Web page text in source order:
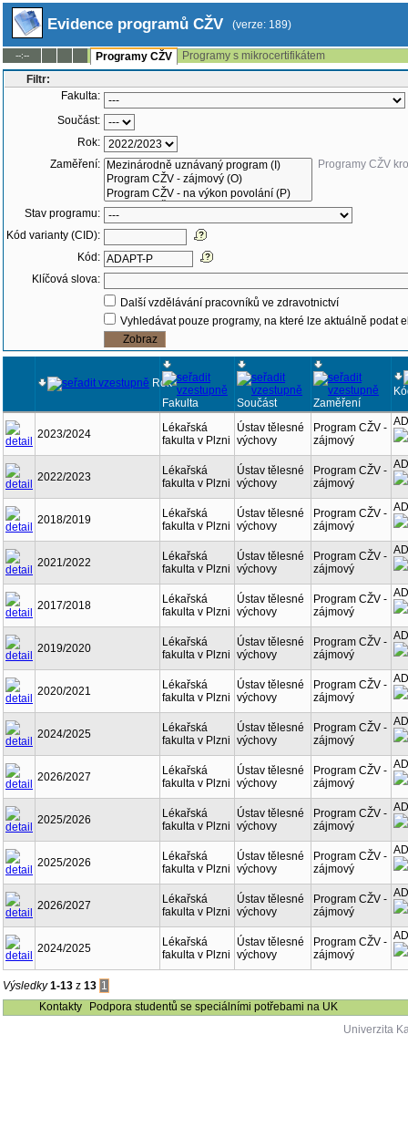
Evidence programů CŽV (verze: 189)
--:-- Programy CŽV
Programy s mikrocertifikátem
Filtr:
Fakulta:
Součást:
Rok:
Zaměření:
Programy CŽV
Stav programu:
Kód varianty (CID):
Kód:
Klíčová slova:
Další vzdělávání pracovníků ve zdravotnictví
Vyhledávat pouze programy, na které lze aktuálně podat
Rok
Fakulta
Součást Zaměření
2023/2024
Lékařská
fakulta v Plzni
Ústav tělesné
výchovy
Program CŽV -
zájmový
2022/2023
Lékařská
fakulta v Plzni
Ústav tělesné
výchovy
Program CŽV -
zájmový
2018/2019
Lékařská
fakulta v Plzni
Ústav tělesné
výchovy
Program CŽV -
zájmový
2021/2022
Lékařská
fakulta v Plzni
Ústav tělesné
výchovy
Program CŽV -
zájmový
2017/2018
Lékařská
fakulta v Plzni
Ústav tělesné
výchovy
Program CŽV -
zájmový
2019/2020
Lékařská
fakulta v Plzni
Ústav tělesné
výchovy
Program CŽV -
zájmový
2020/2021
Lékařská
fakulta v Plzni
Ústav tělesné
výchovy
Program CŽV -
zájmový
2024/2025
Lékařská
fakulta v Plzni
Ústav tělesné
výchovy
Program CŽV -
zájmový
2026/2027
Lékařská
fakulta v Plzni
Ústav tělesné
výchovy
Program CŽV -
zájmový
2025/2026
Lékařská
fakulta v Plzni
Ústav tělesné
výchovy
Program CŽV -
zájmový
2025/2026
Lékařská
fakulta v Plzni
Ústav tělesné
výchovy
Program CŽV -
zájmový
2026/2027
Lékařská
fakulta v Plzni
Ústav tělesné
výchovy
Program CŽV -
zájmový
2024/2025
Lékařská
fakulta v Plzni
Ústav tělesné
výchovy
Program CŽV -
zájmový
Výsledky1-13 z 13 1
Kontakty
Podpora studentů se speciálními potřebami na UK
Univerzita